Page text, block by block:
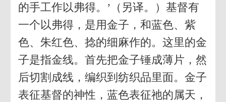
的手工作以弗得。’（另译。）基督有
一个以弗得，是用金子，和蓝色、紫
色、朱红色、捻的细麻作的。这里的金
子是指金线。首先把金子锤成薄片，然
后切割成线，编织到纺织品里面。金子
表征基督的神性，蓝色表征祂的属天，